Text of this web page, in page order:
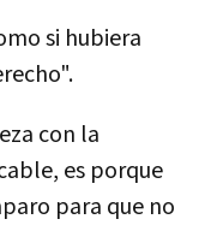
si hubiera
con la
es porque
para que no